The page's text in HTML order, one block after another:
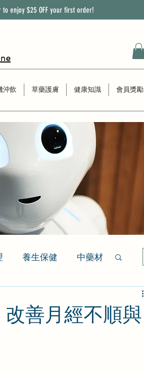
to enjoy $25 OFF your first order!
沖飲 草藥護膚 健康知識 會員獎勵
養生保健 中藥材
善月經不順與